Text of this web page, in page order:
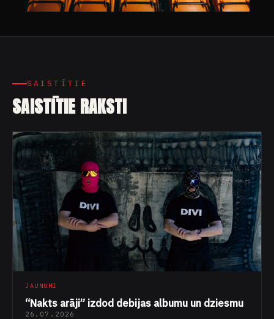
SAISTĪTIE
SAISTĪTIE RAKSTI
JAUNUMI
“Nakts arāji” izdod debijas albumu un dziesmu
26.07.2026